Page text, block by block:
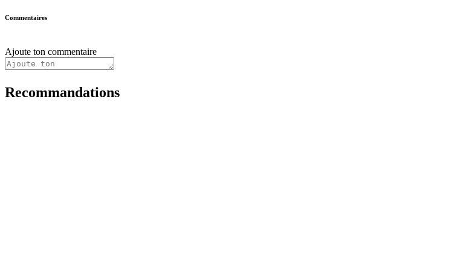
Commentaires
Ajoute ton commentaire
Recommandations